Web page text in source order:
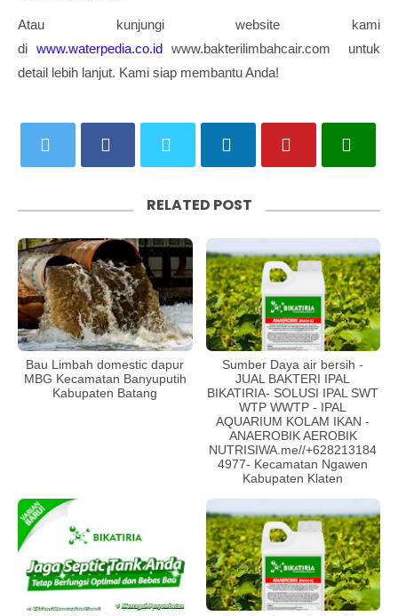
Atau kunjungi website kami
di www.waterpedia.co.id www.bakterilimbahcair.com untuk
detail lebih lanjut. Kami siap membantu Anda!
RELATED POST
Bau Limbah domestic dapur
MBG Kecamatan Banyuputih
Kabupaten Batang
Sumber Daya air bersih -
JUAL BAKTERI IPAL
BIKATIRIA- SOLUSI IPAL SWT
WTP WWTP - IPAL
AQUARIUM KOLAM IKAN -
ANAEROBIK AEROBIK
NUTRISIWA.me//+628213184
4977- Kecamatan Ngawen
Kabupaten Klaten